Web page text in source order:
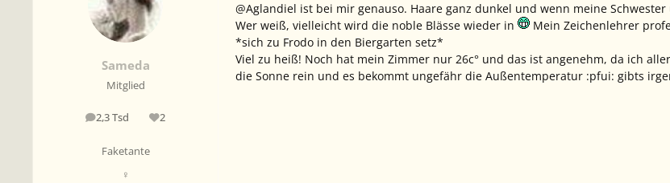
Sameda
Mitglied
2,3 Tsd
Beiträge 2
Reputation
Faketante
♀
@Aglandiel ist bei mir genauso. Haare ganz dunkel und wenn meine
Wer weiß, vielleicht wird die noble Blässe wieder in
Mein Zeichenlehrer
*sich zu Frodo in den Biergarten setz*
Viel zu heiß! Noch hat mein Zimmer nur 26c° und das ist angenehm, da ich
die Sonne rein und es bekommt ungefähr die Außentemperatur :pfui: gibts